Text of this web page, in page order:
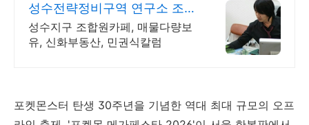
성수전략정비구역 연구소 조합
원 카페
성수지구 조합원카페, 매물다량보
유, 신화부동산, 민권식칼럼
포켓몬스터 탄생 30주년을 기념한 역대 최대 규모의 오프